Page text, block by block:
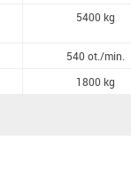
5400 kg
540 ot./min.
1800 kg